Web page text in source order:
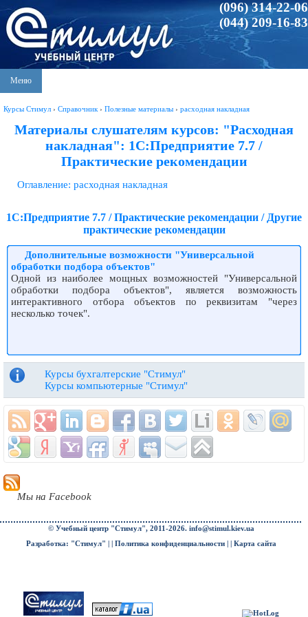
(096) 314-22-06
(044) 209-16-83
Меню
Курсы Стимул › Справочник › Полезные материалы › расходная накладная
Материалы слушателям курсов: "Расходная
накладная": 1С:Предприятие 7.7 /
Практические рекомендации
Оглавление: расходная накладная
1С:Предприятие 7.7 / Практические рекомендации / Другие
практические рекомендации
Дополнительные возможности "Универсальной
обработки подбора объектов"
Одной из наиболее мощных возможностей "Универсальной
обработки подбора объектов", является возможность
интерактивного отбора объектов по реквизитам "через
несколько точек".
Курсы бухгалтерские "Стимул"
Курсы компьютерные "Стимул"
Мы на Facebook
© Учебный центр "Стимул", 2011-2026. info@stimul.kiev.ua
Разработка: "Стимул" | | Политика конфиденциальности| | Карта сайта